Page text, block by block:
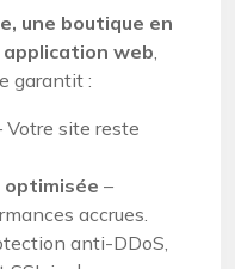
une boutique en
application web
garantit :
Votre site reste
–
accrues.
anti-DDoS,